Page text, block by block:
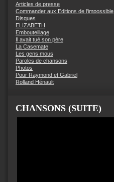
Articles de presse
Commander aux Editions de l'impossible
Disques
ELIZABETH
Embouteillage
Il avait tué son père
La Casemate
Les gens mous
Paroles de chansons
Photos
Pour Raymond et Gabriel
Rolland Hénault
CHANSONS (SUITE)